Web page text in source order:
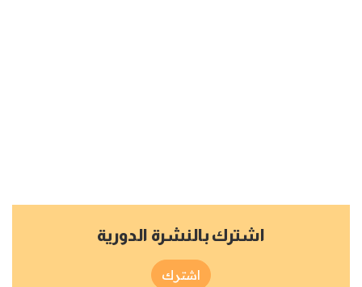
اشترك بالنشرة الدورية
اشترك